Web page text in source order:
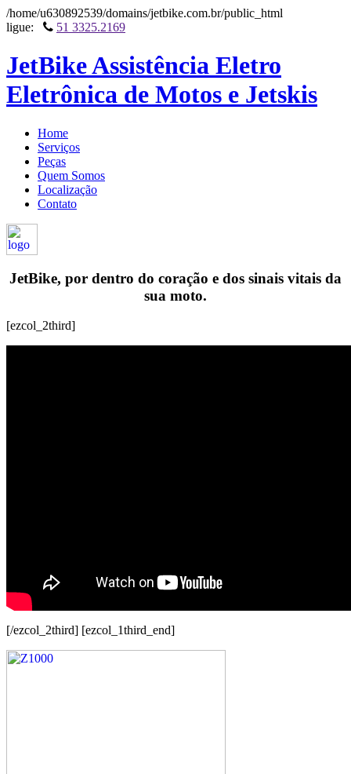
/home/u630892539/domains/jetbike.com.br/public_html
ligue:
51 3325.2169
JetBike Assistência Eletro
Eletrônica de Motos e Jetskis
Home
Serviços
Peças
Quem Somos
Localização
Contato
JetBike, por dentro do coração e dos sinais vitais da
sua moto.
[ezcol_2third]
[/ezcol_2third] [ezcol_1third_end]